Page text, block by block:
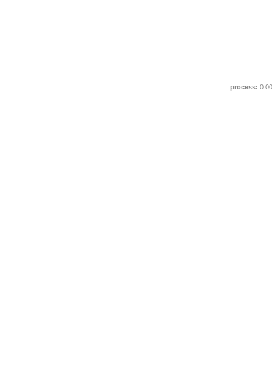
process: